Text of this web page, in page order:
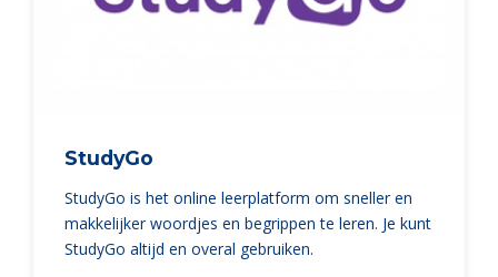
StudyGo
StudyGo is het online leerplatform om sneller en
makkelijker woordjes en begrippen te leren. Je kunt
StudyGo altijd en overal gebruiken.